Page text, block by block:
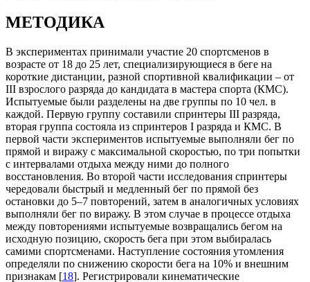
МЕТОДИКА
В экспериментах принимали участие 20 спортсменов в
возрасте от 18 до 25 лет, специализирующиеся в беге на
короткие дистанции, разной спортивной квалификации – от
III взрослого разряда до кандидата в мастера спорта (КМС).
Испытуемые были разделены на две группы по 10 чел. в
каждой. Первую группу составили спринтеры III разряда,
вторая группа состояла из спринтеров I разряда и КМС. В
первой части экспериментов испытуемые выполняли бег по
прямой и виражу с максимальной скоростью, по три попытки
с интервалами отдыха между ними до полного
восстановления. Во второй части исследования спринтеры
чередовали быстрый и медленный бег по прямой без
остановки до 5–7 повторений, затем в аналогичных условиях
выполняли бег по виражу. В этом случае в процессе отдыха
между повторениями испытуемые возвращались бегом на
исходную позицию, скорость бега при этом выбиралась
самими спортсменами. Наступление состояния утомления
определяли по снижению скорости бега на 10% и внешним
признакам [18]. Регистрировали кинематические